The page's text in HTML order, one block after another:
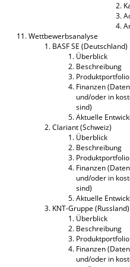
Wettbewerbsanalyse
BASF SE (Deutschland)
Überblick
Beschreibung
Produktportfolio
Finanzen
und/oder in
sind)
Aktuelle
Clariant (Schweiz)
Überblick
Beschreibung
Produktportfolio
Finanzen
und/oder in
sind)
Aktuelle
KNT-Gruppe (Russland)
Überblick
Beschreibung
Produktportfolio
Finanzen
und/oder in